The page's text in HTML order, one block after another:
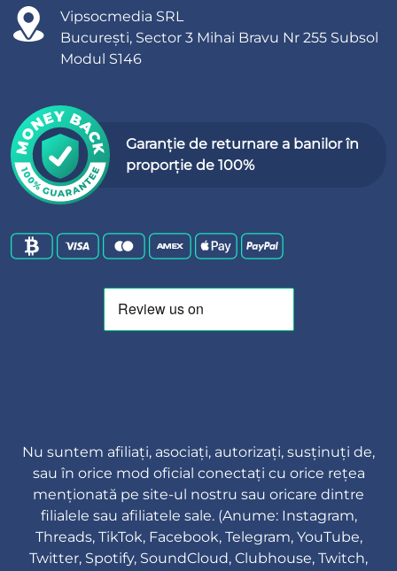
Vipsocmedia SRL
București, Sector 3 Mihai Bravu Nr 255 Subsol
Modul S146
Garanție de returnare a banilor în
proporție de 100%
Nu suntem afiliați, asociați, autorizați, susținuți de,
sau în orice mod oficial conectați cu orice rețea
menționată pe site-ul nostru sau oricare dintre
filialele sau afiliatele sale. (Anume: Instagram,
Threads, TikTok, Facebook, Telegram, YouTube,
Twitter, Spotify, SoundCloud, Clubhouse, Twitch,